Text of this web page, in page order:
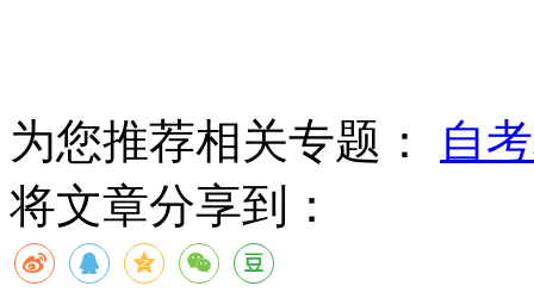
为您推荐相关专题：
自
将文章分享到：